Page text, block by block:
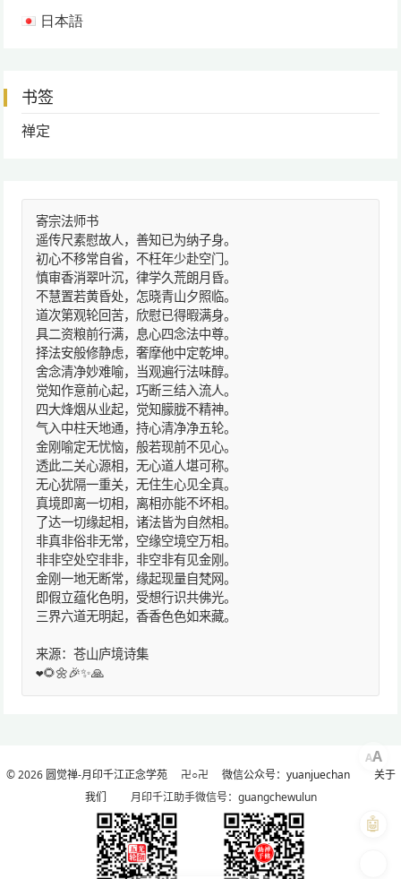
日本語
书签
禅定
寄宗法师书
遥传尺素慰故人，善知已为纳子身。
初心不移常自省，不枉年少赴空门。
慎审香消翠叶沉，律学久荒朗月昏。
不慧置若黄昏处，怎晓青山夕照临。
道次第观轮回苦，欣慰已得暇满身。
具二资粮前行满，息心四念法中尊。
择法安般修静虑，奢摩他中定乾坤。
舍念清净妙难喻，当观遍行法味醇。
觉知作意前心起，巧断三结入流人。
四大烽烟从业起，觉知朦胧不精神。
气入中柱天地通，持心清净净五轮。
金刚喻定无忧恼，般若现前不见心。
透此二关心源相，无心道人堪可称。
无心犹隔一重关，无住生心见全真。
真境即离一切相，离相亦能不坏相。
了达一切缘起相，诸法皆为自然相。
非真非俗非无常，空缘空境空万相。
非非空处空非非，非空非有见金刚。
金刚一地无断常，缘起现量自梵网。
即假立蕴化色明，受想行识共佛光。
三界六道无明起，香香色色如来藏。
来源：苍山庐境诗集
❤️🌻🌼🎉✨🙏
© 2026 圆觉禅-月印千江正念学苑卍○卍 微信公众号：yuanjuechan
关于
我们 月印千江助手微信号：guangchewulun
AA
🤖